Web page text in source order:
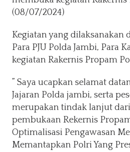
p
.
A
0
(08/07/2024)
Kegiatan yang
Para PJU Polda Jambi, Para
kegiatan Rakernis Propam
” Saya ucapkan selamat
Jajaran Polda jambi, serta
merupakan tindak lanjut
pembukaan Rekernis
Optimalisasi Pengawasan
Memantapkan Polri Yang